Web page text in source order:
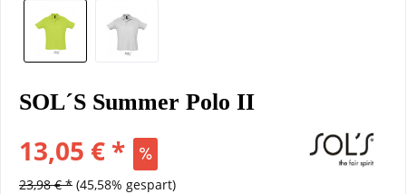
SOL´S Summer Polo II
13,05 € *
23,98 € * (45,58% gespart)